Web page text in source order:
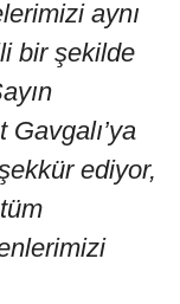
aynı
bir şekilde
ediyor,